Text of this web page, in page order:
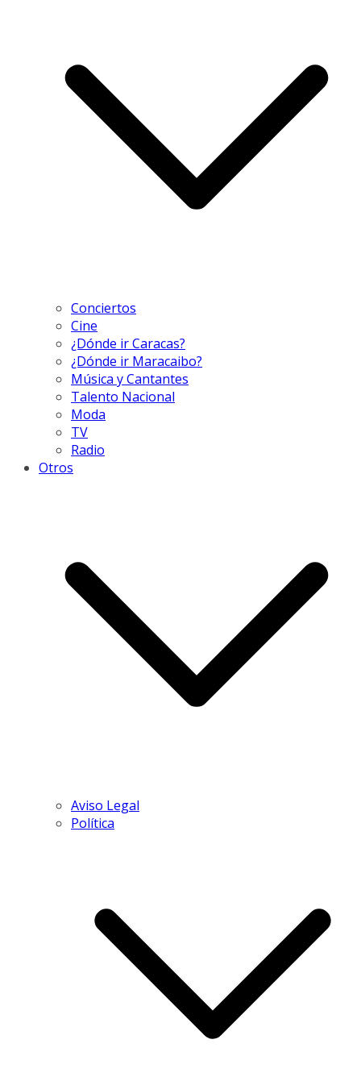
Conciertos
Cine
¿Dónde ir Caracas?
¿Dónde ir Maracaibo?
Música y Cantantes
Talento Nacional
Moda
TV
Radio
Otros
Aviso Legal
Política